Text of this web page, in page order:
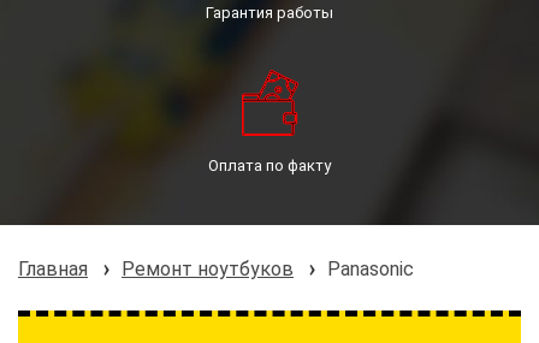
Гарантия работы
Оплата по факту
Главная Ремонт ноутбуков Panasonic